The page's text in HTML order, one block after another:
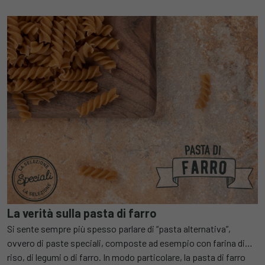
La verità sulla pasta di farro
Si sente sempre più spesso parlare di “pasta alternativa”,
ovvero di paste speciali, composte ad esempio con farina di
riso, di legumi o di farro. In modo particolare, la pasta di farro